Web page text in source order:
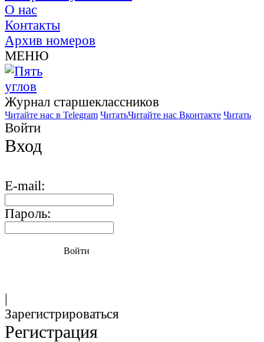
О нас
Контакты
Архив номеров
МЕНЮ
Журнал старшекласcников
Читайте нас в Telegram ЧитатьЧитайте нас Вконтакте Читать
Войти
Вход
E-mail:
Пароль:
Войти
|
Зарегистрироваться
Регистрация